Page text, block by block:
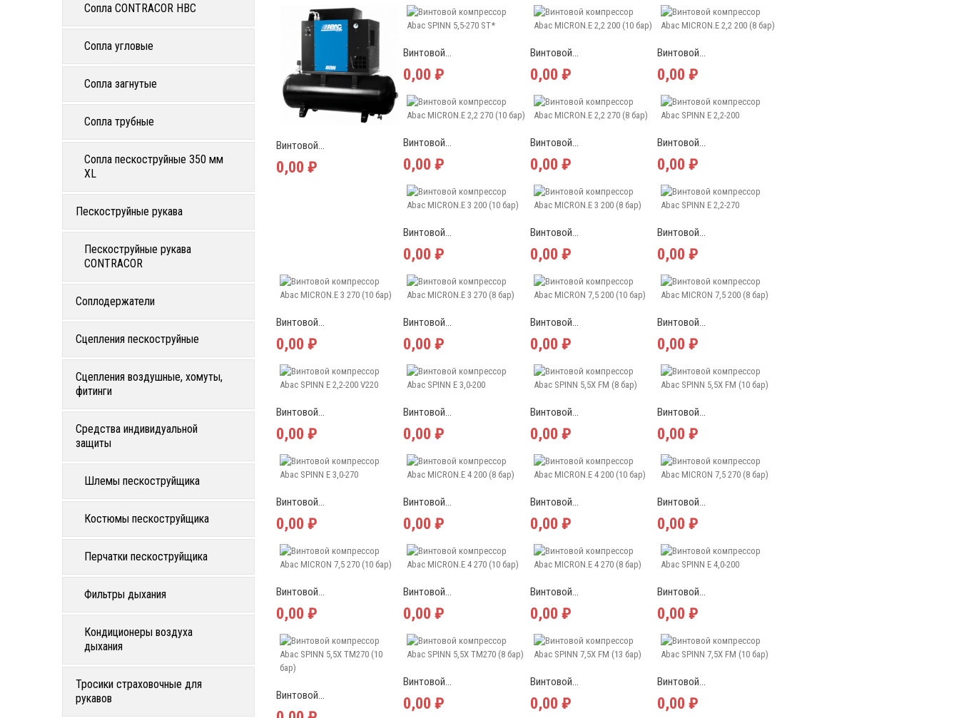
Сопла CONTRACOR HBC
Сопла угловые
Сопла загнутые
Сопла трубные
Сопла пескоструйные 350 мм
XL
Пескоструйные рукава
Пескоструйные рукава
CONTRACOR
Соплодержатели
Сцепления пескоструйные
Сцепления воздушные, хомуты,
фитинги
Средства индивидуальной
защиты
Шлемы пескоструйщика
Костюмы пескоструйщика
Перчатки пескоструйщика
Фильтры дыхания
Кондиционеры воздуха
дыхания
Тросики страховочные для
рукавов
Винтовой...
0,00 ₽
Винтовой...
0,00 ₽
Винтовой...
0,00 ₽
Винтовой...
0,00 ₽
Винтовой...
0,00 ₽
Винтовой...
0,00 ₽
Винтовой...
0,00 ₽
Винтовой...
0,00 ₽
Винтовой...
0,00 ₽
Винтовой...
0,00 ₽
Винтовой...
0,00 ₽
Винтовой...
0,00 ₽
Винтовой...
0,00 ₽
Винтовой...
0,00 ₽
Винтовой...
0,00 ₽
Винтовой...
0,00 ₽
Винтовой...
0,00 ₽
Винтовой...
0,00 ₽
Винтовой...
0,00 ₽
Винтовой...
0,00 ₽
Винтовой...
0,00 ₽
Винтовой...
0,00 ₽
Винтовой...
0,00 ₽
Винтовой...
0,00 ₽
Винтовой...
0,00 ₽
Винтовой...
0,00 ₽
Винтовой...
Винтовой...
0,00 ₽
Винтовой...
0,00 ₽
Винтовой...
0,00 ₽